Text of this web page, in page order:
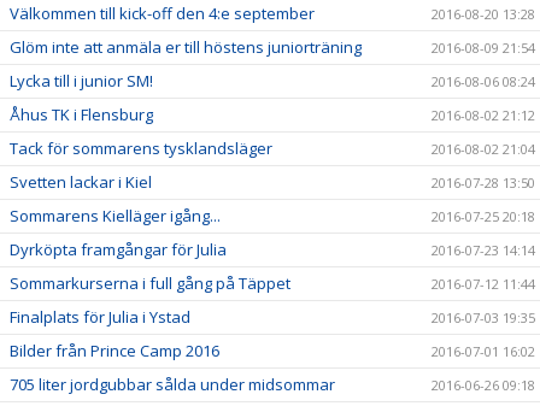
Välkommen till kick-off den 4:e september 2016-08-20 13:28
Glöm inte att anmäla er till höstens juniorträning 2016-08-09 21:54
Lycka till i junior SM! 2016-08-06 08:24
Åhus TK i Flensburg 2016-08-02 21:12
Tack för sommarens tysklandsläger 2016-08-02 21:04
Svetten lackar i Kiel 2016-07-28 13:50
Sommarens Kielläger igång... 2016-07-25 20:18
Dyrköpta framgångar för Julia 2016-07-23 14:14
Sommarkurserna i full gång på Täppet 2016-07-12 11:44
Finalplats för Julia i Ystad 2016-07-03 19:35
Bilder från Prince Camp 2016 2016-07-01 16:02
705 liter jordgubbar sålda under midsommar 2016-06-26 09:18